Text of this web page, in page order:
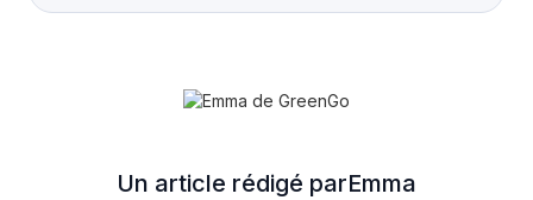
Un article rédigé parEmma